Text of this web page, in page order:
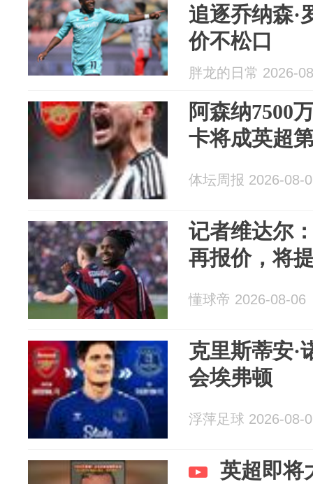
追逐乔纳森·
价不松口
胖龙的日常 2026-
阿森纳7500
卡将成英超
体坛周报 2026-08-
记者维达尔
再报价，将
懂球帝 2026-08-06
克里斯蒂安·
会埃弗顿
浮萍足球 2026-08-
英超即将